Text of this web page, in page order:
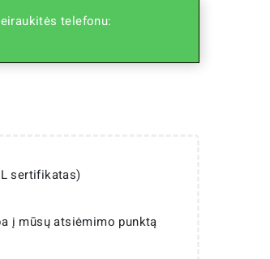
telefonu:
sertifikatas)
į mūsų atsiėmimo punktą